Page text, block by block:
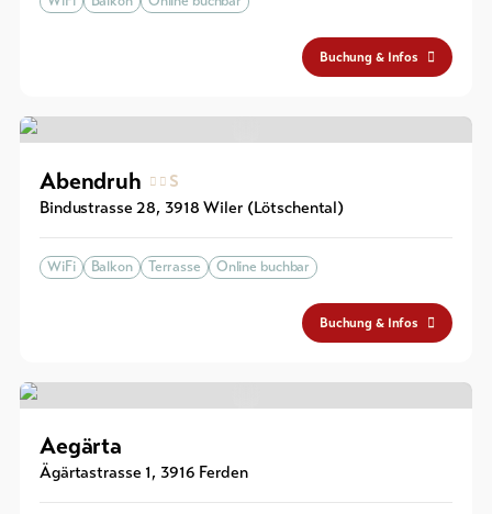
Buchung & Infos
Abendruh
S
Bindustrasse 28, 3918 Wiler (Lötschental)
WiFi Balkon Terrasse Online buchbar
Buchung & Infos
Aegärta
Ägärtastrasse 1, 3916 Ferden